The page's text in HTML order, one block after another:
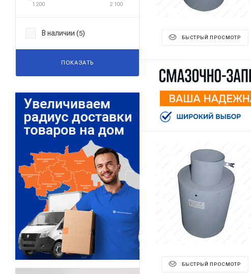
БЫСТРЫЙ ПРОСМОТР
БЫСТРЫЙ ПРОСМОТР
1 200 2 100
В наличии (5)
ПОКАЗАТЬ